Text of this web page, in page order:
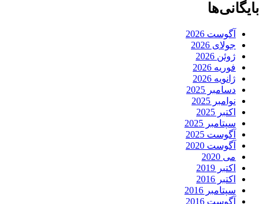
بایگانی‌ها
آگوست 2026
جولای 2026
ژوئن 2026
فوریه 2026
ژانویه 2026
دسامبر 2025
نوامبر 2025
اکتبر 2025
سپتامبر 2025
آگوست 2025
آگوست 2020
می 2020
اکتبر 2019
اکتبر 2016
سپتامبر 2016
آگوست 2016